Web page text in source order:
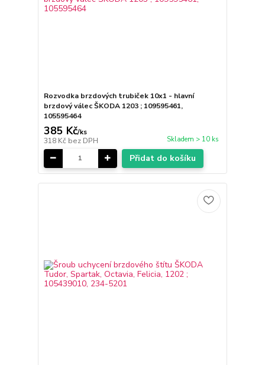
Rozvodka brzdových trubiček 10x1 - hlavní
brzdový válec ŠKODA 1203 ; 109595461,
105595464
385 Kč/ks
318 Kč bez DPH Skladem > 10 ks
Přidat do košíku